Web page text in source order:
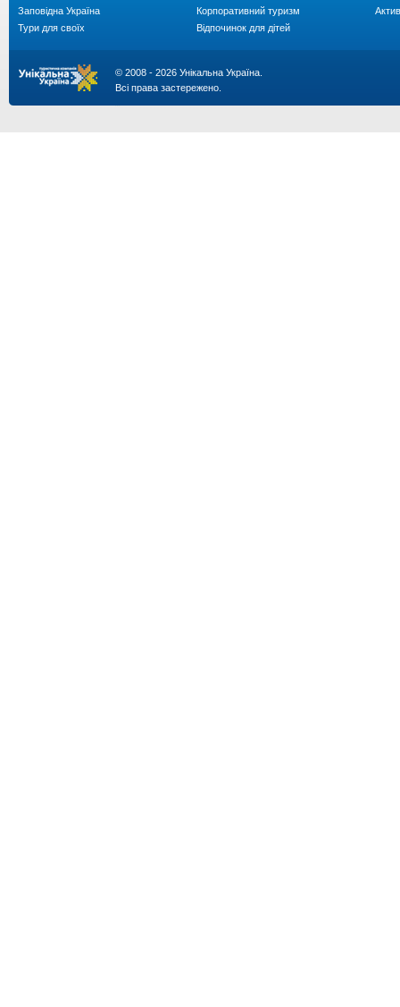
Заповідна Україна
Тури для своїх
Корпоративний туризм
Відпочинок для дітей
© 2008 - 2026 Унікальна Україна.
Всі права застережено.